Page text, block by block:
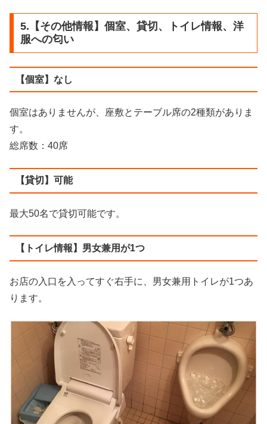
5.【その他情報】個室、貸切、トイレ情報、洋
服への匂い
【個室】なし
個室はありませんが、座敷とテーブル席の2種類がありま
す。
総席数：40席
【貸切】可能
最大50名で貸切可能です。
【トイレ情報】男女兼用が1つ
お店の入口を入ってすぐ右手に、男女兼用トイレが1つあ
ります。